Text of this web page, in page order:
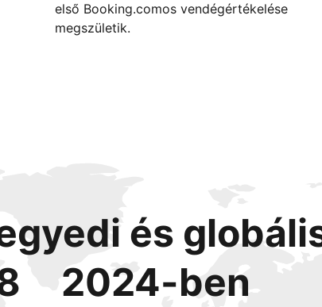
első Booking.comos vendégértékelése
megszületik.
és
2024-ben